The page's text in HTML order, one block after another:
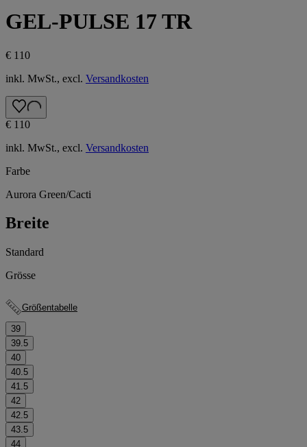
GEL-PULSE 17 TR
€ 110
inkl. MwSt., excl. Versandkosten
€ 110
inkl. MwSt., excl. Versandkosten
Farbe
Aurora Green/Cacti
Breite
Standard
Grösse
Größentabelle
39
39.5
40
40.5
41.5
42
42.5
43.5
44